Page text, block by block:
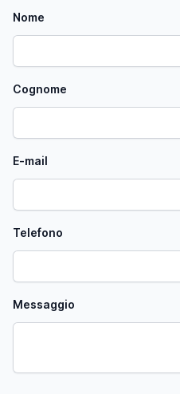
Nome
Cognome
E-mail
Telefono
Messaggio